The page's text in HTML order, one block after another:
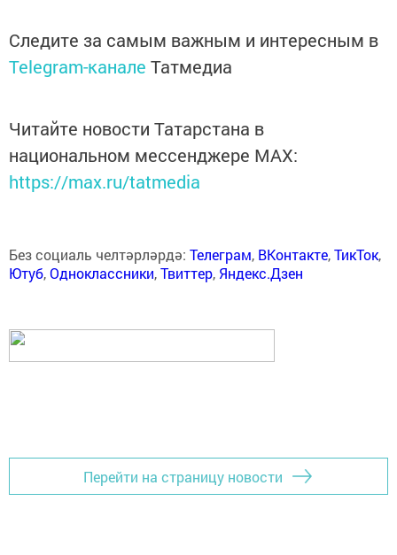
Следите за самым важным и интересным в
Telegram-канале Татмедиа
Читайте новости Татарстана в
национальном мессенджере MАХ:
https://max.ru/tatmedia
Без социаль челтәрләрдә: Телеграм, ВКонтакте,ТикТок,
Ютуб,Одноклассники,Твиттер, Яндекс.Дзен
Перейти на страницу новости